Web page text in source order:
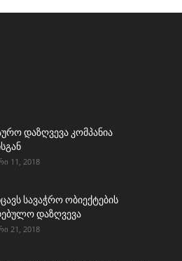
დაზღვევა კომპანია
11, 2018
სავაჭრო ობიექტების
დაზღვევა
21, 2018